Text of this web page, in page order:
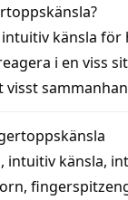
?
intuitiv känsla för
i en viss
visst
, intuitiv känsla,
,